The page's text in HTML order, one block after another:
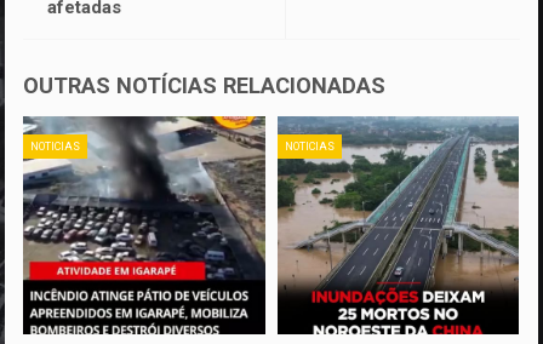
afetadas
OUTRAS NOTÍCIAS RELACIONADAS
NOTICIAS NOTICIAS